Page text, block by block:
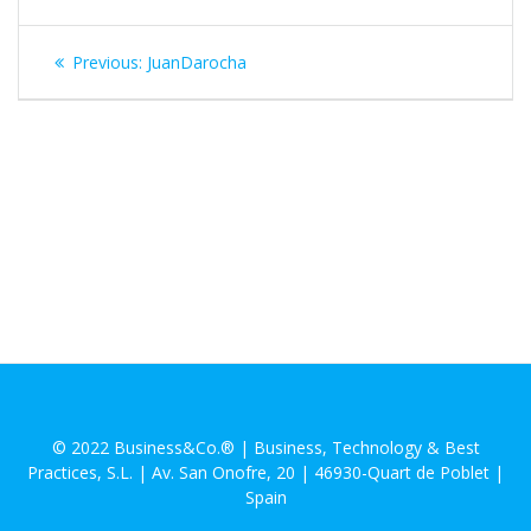
Navegación
de
Previous: Previous
JuanDarocha
© 2022 Business&Co.® | Business, Technology & Best
Practices, S.L. | Av. San Onofre, 20 | 46930-Quart de Poblet |
Spain